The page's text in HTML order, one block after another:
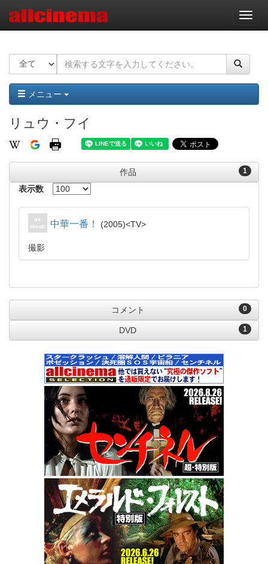
ナ
ビ
ー
ョ
ン
メニュー
リュウ・フイ
1
作品
表示数
中華一番！ 2005 TV
撮影
0
コメント
1
DVD